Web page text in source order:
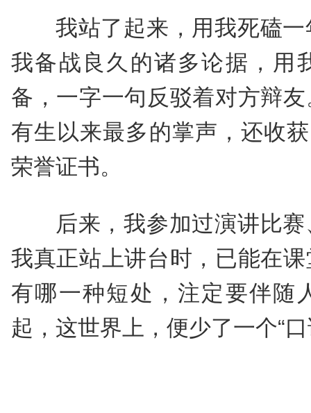
我站了起来，用我死磕
我备战良久的诸多论据，用
备，一字一句反驳着对方辩
有生以来最多的掌声，还收
荣誉证书。
后来，我参加过演讲比
我真正站上讲台时，已能在
有哪一种短处，注定要伴随
起，这世界上，便少了一个“